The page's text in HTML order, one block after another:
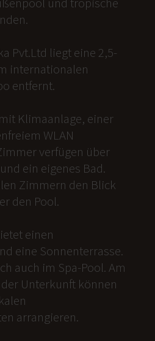
Pvt.Ltd liegt eine 2,5-
internationalen
entfernt.
Klimaanlage, einer
WLAN
verfügen über
ein eigenes Bad.
Zimmern den Blick
den Pool.
einen
eine Sonnenterrasse.
auch im Spa-Pool. Am
Unterkunft können
arrangieren.